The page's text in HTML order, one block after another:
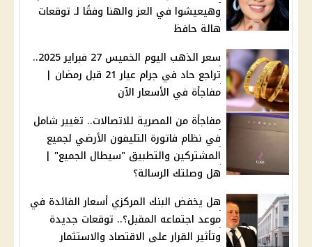
وهيعيشوا في العز والهنا وفقًا لـ توقعات
هالة حافظ
سعر الذهب اليوم الخميس 27 فبراير 2025..
تراجع حاد في جرام عيار 21 قبل رمضان |
مفاجأة في الأسعار الآن
مفاجأة من المصرية للاتصالات.. تغيير شامل
في نظام فاتورة التليفون الأرضي لجميع
المشتركين والتطبيق "سيطال الجميع" |
هل وصلتك الرسالة؟
هل يخفض البنك المركزي أسعار الفائدة في
موعد اجتماعه المقبل؟.. توقعات جديدة
وتأثير القرار على الاقتصاد والاستثمار